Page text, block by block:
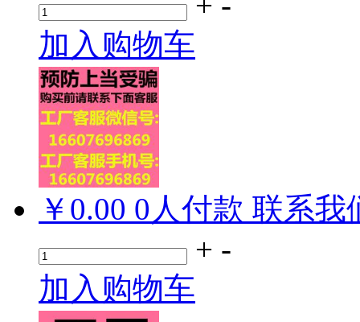
加入购物车
￥0.00 0 人付款 联系我
+ -
加入购物车